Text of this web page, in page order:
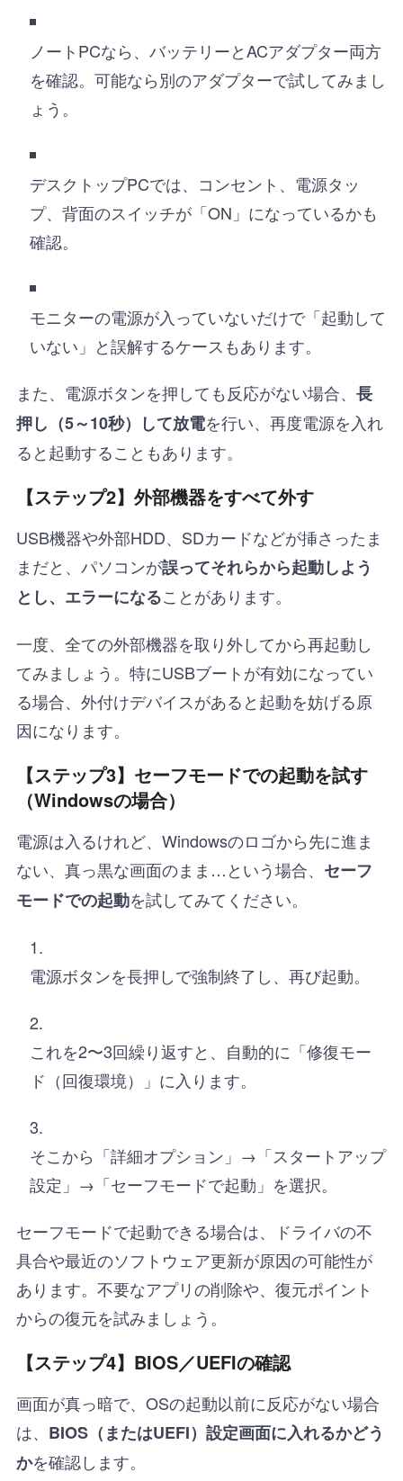
ノートPCなら、バッテリーとACアダプター両方
を確認。可能なら別のアダプターで試してみまし
ょう。
デスクトップPCでは、コンセント、電源タッ
プ、背面のスイッチが「ON」になっているかも
確認。
モニターの電源が入っていないだけで「起動して
いない」と誤解するケースもあります。
また、電源ボタンを押しても反応がない場合、 長
押し（5～10秒）して放電を行い、再度電源を入れ
ると起動することもあります。
【ステップ2】外部機器をすべて外す
USB機器や外部HDD、SDカードなどが挿さったま
まだと、パソコンが誤ってそれらから起動しよう
とし、エラーになることがあります。
一度、全ての外部機器を取り外してから再起動し
てみましょう。特にUSBブートが有効になってい
る場合、外付けデバイスがあると起動を妨げる原
因になります。
【ステップ3】セーフモードでの起動を試す
（Windowsの場合）
電源は入るけれど、Windowsのロゴから先に進ま
ない、真っ黒な画面のまま…という場合、 セーフ
モードでの起動を試してみてください。
電源ボタンを長押しで強制終了し、再び起動。
これを2〜3回繰り返すと、自動的に「修復モー
ド（回復環境）」に入ります。
そこから「詳細オプション」→「スタートアップ
設定」→「セーフモードで起動」を選択。
セーフモードで起動できる場合は、ドライバの不
具合や最近のソフトウェア更新が原因の可能性が
あります。不要なアプリの削除や、復元ポイント
からの復元を試みましょう。
【ステップ4】BIOS／UEFIの確認
画面が真っ暗で、OSの起動以前に反応がない場合
は、 BIOS（またはUEFI）設定画面に入れるかどう
かを確認します。